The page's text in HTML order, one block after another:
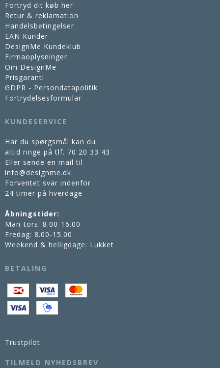
Fortryd dit køb her
Retur & reklamation
Handelsbetingelser
EAN Kunder
DesignMe Kundeklub
Firmaoplysninger
Om DesignMe
Prisgaranti
GDPR - Persondatapolitik
Fortrydelsesformular
KUNDESERVICE
Har du spørgsmål kan du
altid ringe på tlf. 70 20 33 43
Eller sende en mail til
info@designme.dk
Forventet svar indenfor
24 timer på hverdage
Åbningstider:
Man-tors: 8.00-16.00
Fredag: 8.00-15.00
Weekend & helligdage: Lukket
BETALING
Trustpilot
TILMELD NYHEDSBREV